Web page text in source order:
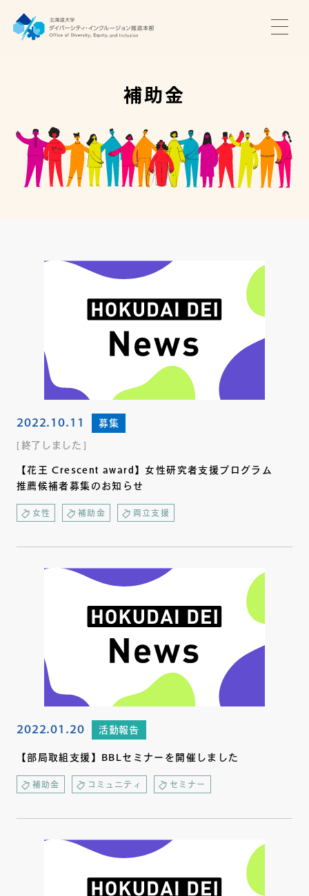
推進本部について
アクセス・お問い合わせ
補助金
2022.10.11 募集
終了しました
【花王 Crescent award】女性研究者支援プログラム
推薦候補者募集のお知らせ
女性 補助金 両立支援
2022.01.20 活動報告
【部局取組支援】BBLセミナーを開催しました
補助金 コミュニティ セミナー